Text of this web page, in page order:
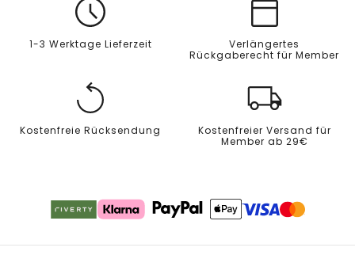
1-3 Werktage Lieferzeit
Verlängertes
Rückgaberecht für Member
Kostenfreie Rücksendung
Kostenfreier Versand für
Member ab 29€